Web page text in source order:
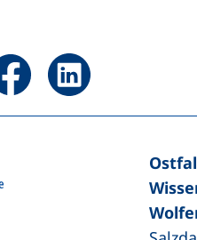
über Facebook teilen
Seite über